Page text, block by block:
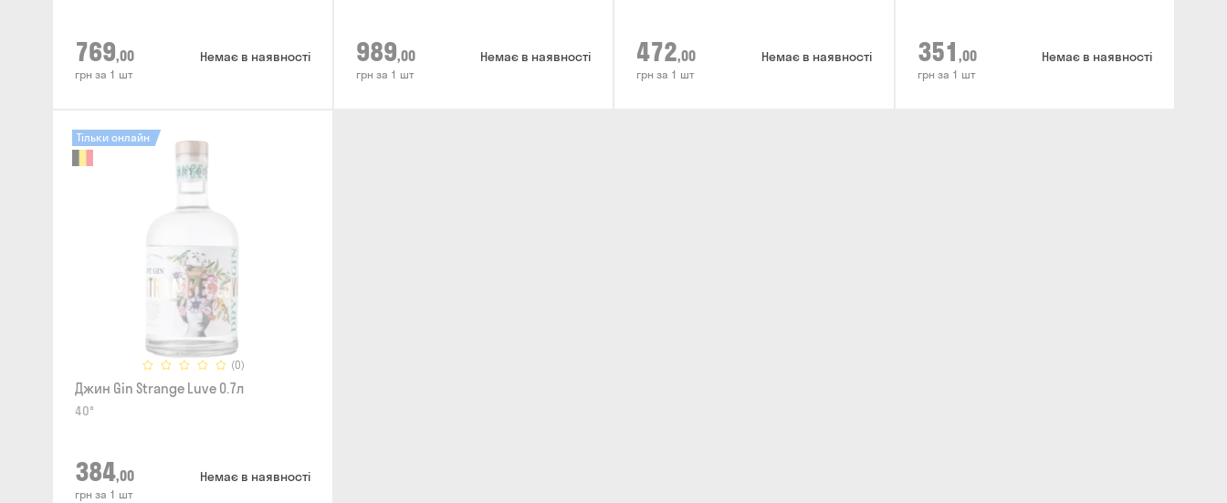
769,00
грн за 1 шт
Немає в наявності 989,00
грн за 1 шт
Немає в наявності 472,00
грн за 1 шт
Немає в наявності 351 ,00
грн за 1 шт
Немає в наявності
(0)
Тільки онлайн
Джин Gin Strange Luve 0.7л
40°
384,00
грн за 1 шт
Немає в наявності